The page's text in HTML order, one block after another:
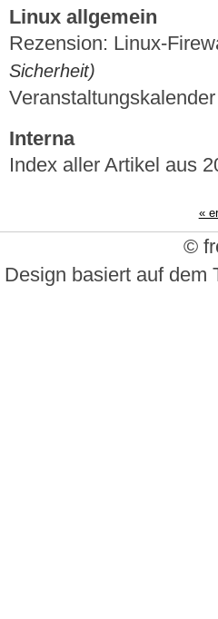
Linux allgemein
Rezension: Linux-
Sicherheit)
Veranstaltungskalender
Interna
Index aller Artikel aus
«
©
Design basiert auf dem